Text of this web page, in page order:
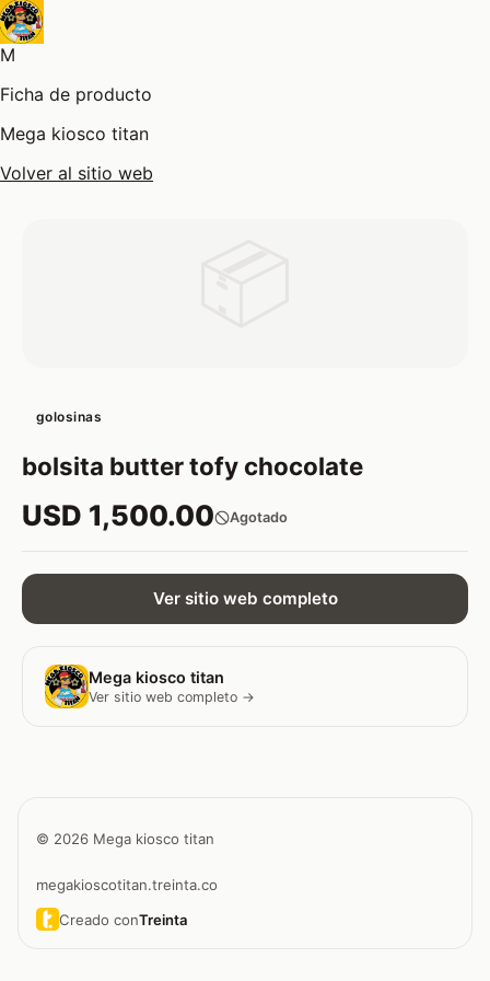
M
Ficha de producto
Mega kiosco titan
Volver al sitio web
golosinas
bolsita butter tofy chocolate
USD 1,500.00 Agotado
Ver sitio web completo
Mega kiosco titan
Ver sitio web completo →
© 2026 Mega kiosco titan
megakioscotitan.treinta.co
Creado conTreinta